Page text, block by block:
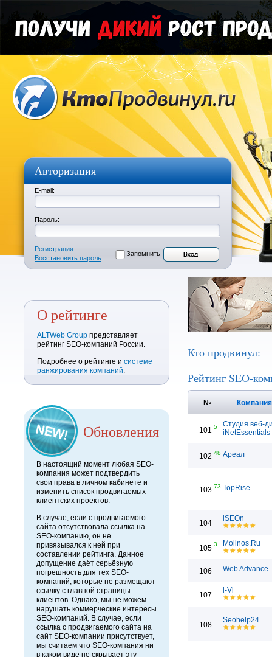
Авторизация
E-mail:
Пароль:
Регистрация
Восстановить пароль
Запомнить
О рейтинге
ALTWeb Group представляет
рейтинг SEO-компаний России.
Подробнее о рейтинге и системе
ранжирования компаний.
Обновления
В настоящий момент любая SEO-
компания может подтвердить
свои права в личном кабинете и
изменить список продвигаемых
клиентских проектов.
В случае, если с продвигаемого
сайта отсутствовала ссылка на
SEO-компанию, он не
привязывался к ней при
составлении рейтинга. Данное
допущение даёт серьёзную
погрешность для тех SEO-
компаний, которые не размещают
ссылку с главной страницы
клиентов. Однако, мы не можем
нарушать коммерческие интересы
SEO-компаний. В случае, если
ссылка с продвигаемого сайта на
сайт SEO-компании присутствует,
мы считаем что SEO-компания ни
в каком виде не скрывает эту
Кто продвинул:
Рейтинг SEO-
№
101 5
Студия веб-
iNetEssentials
102 48 Ареал
103 73 TopRise
104
iSEOn
105 3 Molinos.Ru
106 Web Advance
107
i-Vi
108
Seohelp24